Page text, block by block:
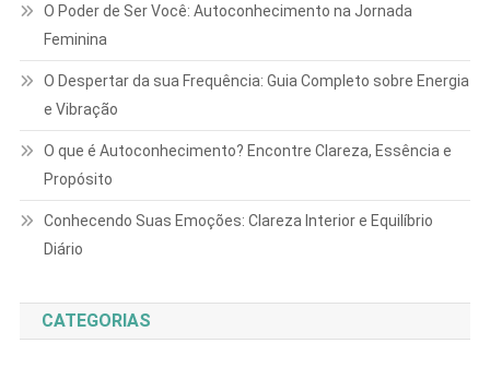
O Poder de Ser Você: Autoconhecimento na Jornada
Feminina
O Despertar da sua Frequência: Guia Completo sobre Energia
e Vibração
O que é Autoconhecimento? Encontre Clareza, Essência e
Propósito
Conhecendo Suas Emoções: Clareza Interior e Equilíbrio
Diário
CATEGORIAS